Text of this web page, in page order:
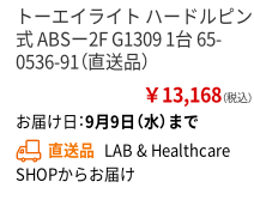
トーエイライト ハードルピン
式 ABSー2F G1309 1台 65-
0536-91（直送品）
￥13,168（税込）
お届け日：9月9日（水）まで
直送品 LAB & Healthcare
SHOPからお届け